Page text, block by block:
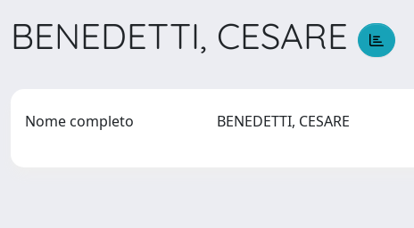
BENEDETTI, CESARE
Nome completo BENEDETTI, CESARE